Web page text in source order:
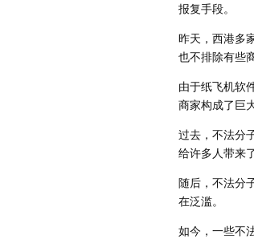
报复手段。
昨天，西港多
也不排除有些
由于纸飞机软
商家构成了巨
过去，不法分
给许多人带来
随后，不法分
在泛滥。
如今，一些不